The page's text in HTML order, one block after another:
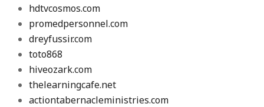
hdtvcosmos.com
promedpersonnel.com
dreyfussir.com
toto868
hiveozark.com
thelearningcafe.net
actiontabernacleministries.com